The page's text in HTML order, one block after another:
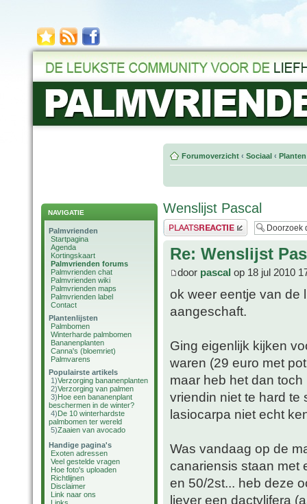
NAVIGATIE
Palmvrienden
Startpagina
Agenda
Kortingskaart
Palmvrienden forums
Palmvrienden chat
Palmvrienden wiki
Palmvrienden maps
Palmvrienden label
Contact
Plantenlijsten
Palmbomen
Winterharde palmbomen
Bananenplanten
Canna's (bloemriet)
Palmvarens
Populairste artikels
1)Verzorging bananenplanten
2)Verzorging van palmen
3)Hoe een bananenplant
beschermen in de winter?
4)De 10 winterhardste
palmbomen ter wereld
5)Zaaien van avocado
Handige pagina's
Exoten adressen
Veel gestelde vragen
Hoe foto's uploaden
Richtlijnen
Disclaimer
Link naar ons
Forumoverzicht ‹ Sociaal ‹
Wenslijst Pascal
Plaats een reactie
Re: Wenslijst
door pascal op 18 jul 2010
ok weer eentje van de
aangeschaft.
Ging eigenlijk kijken
waren (29 euro met
maar heb het dan
vriendin niet te hard
lasiocarpa niet echt
Was vandaag op de
canariensis staan met
en 50/2st... heb deze
liever een dactylifera